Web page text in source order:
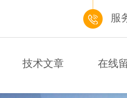
服
技术文章 在线